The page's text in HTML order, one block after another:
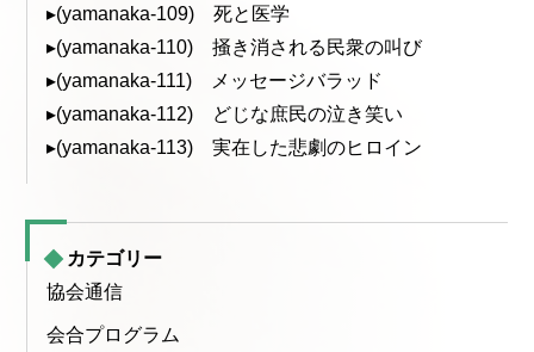
▸(yamanaka-109) 死と医学
▸(yamanaka-110) 掻き消される民衆の叫び
▸(yamanaka-111) メッセージバラッド
▸(yamanaka-112) どじな庶民の泣き笑い
▸(yamanaka-113) 実在した悲劇のヒロイン
カテゴリー
協会通信
会合プログラム